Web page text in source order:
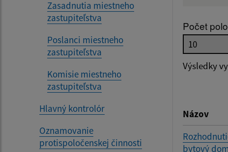
Zasadnutia miestneho
zastupiteľstva
Poslanci miestneho
zastupiteľstva
Komisie miestneho
zastupiteľstva
Hlavný kontrolór
Oznamovanie
protispoločenskej činnosti
Dátum
Počet
Výsledky
Názov
bytový